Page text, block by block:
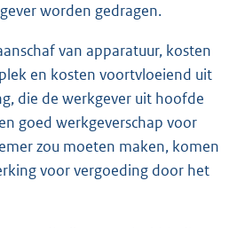
worden gedragen.
van apparatuur, kosten
en kosten voortvloeiend uit
die de werkgever uit hoofde
goed werkgeverschap voor
zou moeten maken, komen
voor vergoeding door het